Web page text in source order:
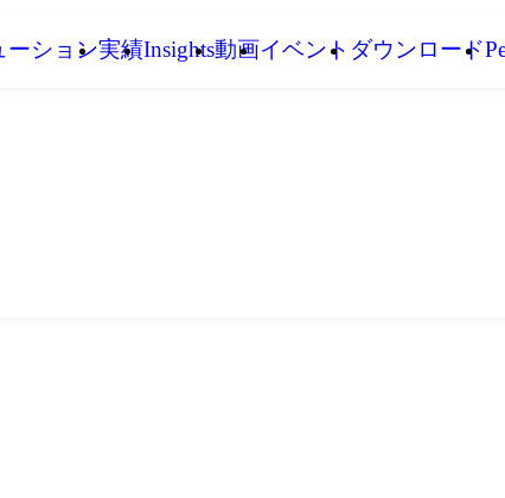
ーション実績Insights動画イベント ダウンロード